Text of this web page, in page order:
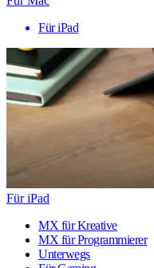
Für iPad
Für iPad
MX für Kreative
MX für Programmierer
Unterwegs